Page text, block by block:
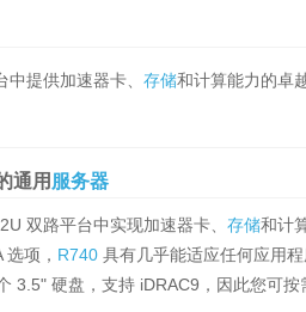
中提供加速器卡、存储和计算能力的卓
通用 服务器
双路平台中实现加速器卡、存储和计
项， R740 具有几乎能适应任何应用
3.5" 硬盘，支持 iDRAC9，因此您可按